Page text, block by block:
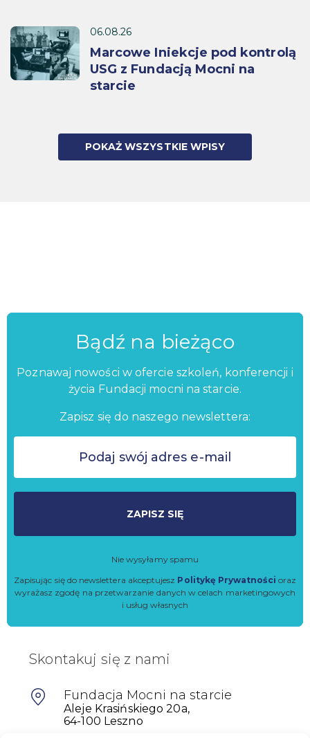
06.08.26
Marcowe Iniekcje pod kontrolą
USG z Fundacją Mocni na
starcie
POKAŻ WSZYSTKIE WPISY
Bądź na bieżąco
Poznawaj nowości w ofercie szkoleń, konferencji i
życia Fundacji mocni na starcie.
Zapisz się do naszego newslettera:
ZAPISZ SIĘ
Nie wysyłamy spamu
Zapisując się do newslettera akceptujesz Politykę Prywatności oraz
wyrażasz zgodę na przetwarzanie danych w celach marketingowych
i usług własnych
Skontakuj się z nami
Fundacja Mocni na starcie
Aleje Krasińskiego 20a,
64-100 Leszno